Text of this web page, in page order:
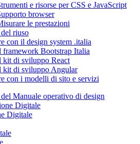
e risorse per CSS e JavaScript
browser
le prestazioni
riuso
con il design system .italia
framework Bootstrap Italia
kit di sviluppo React
kit di sviluppo Angular
con i modelli di sito e servizi
Manuale operativo di design
Digitale